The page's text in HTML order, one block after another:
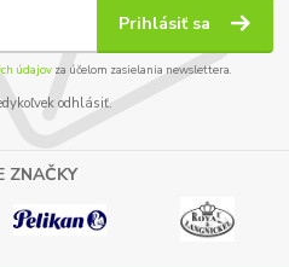
Prihlásiť sa
údajov za účelom zasielania newslettera.
odhlásiť.
ZNAČKY